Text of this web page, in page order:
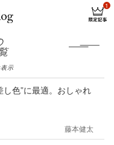
示
色”に最適。おしゃれ
藤本健太